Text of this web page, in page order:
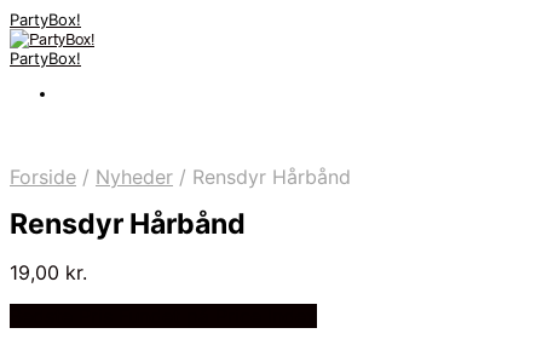
PartyBox!
PartyBox!
Forside / Nyheder / Rensdyr Hårbånd
Rensdyr Hårbånd
19,00 kr.